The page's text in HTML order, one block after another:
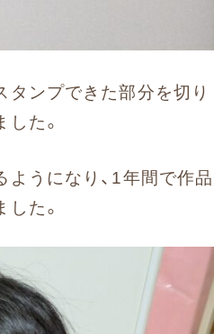
ンプできた部分を切り
た。
うになり、1年間で作品
た。